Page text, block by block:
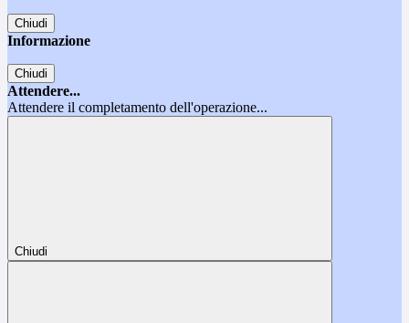
Chiudi
Informazione
Chiudi
Attendere...
Attendere il completamento dell'operazione...
Chiudi